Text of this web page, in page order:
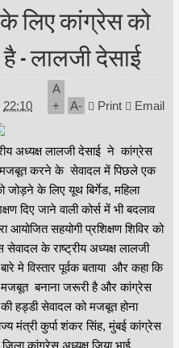
लिए कांग्रेस को
- लालजी देसाई
22:10
A
+
A- Print Email
अध्यक्ष लालजी देसाई ने कांग्रेस
मजबूत करने के सेवादल में पिछले एक
के लिए यूथ बिर्गेड, महिला
दिए जाने वाली कोर्स में भी बदलाव
आयोजित सहयोगी प्रशिक्षण शिविर को
के राष्ट्रीय अध्यक्ष लालजी
मे विस्तार पूर्वक बताया और कहा कि
बनाना जरूरी है और कांग्रेस
हड्डी सेवादल को मजबूत होना
मंत्री कुर्पा शंकर सिंह, मुंबई कांग्रेस